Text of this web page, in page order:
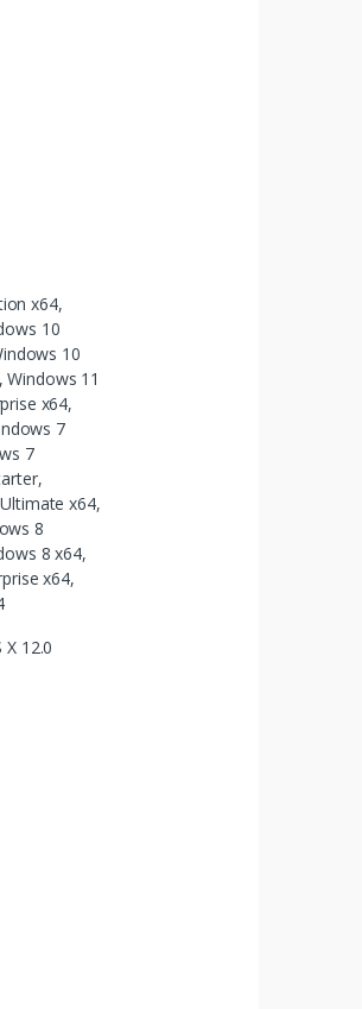
x64,
10
10
11
x64,
7
7
x64,
8
8 x64,
x64,
12.0